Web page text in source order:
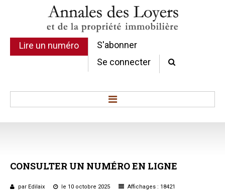
Lire un numéro
S'abonner
Se connecter
Sommaires
Chroniques
CONSULTER UN NUMÉROEN LIGNE
par Edilaix le 10 octobre 2025 Affichages : 18421